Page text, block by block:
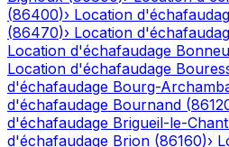
(86400)› Location
(86470)› Location
Location d'échafaudage
Location d'échafaudage
d'échafaudage Bourg-
d'échafaudage Bournand (
d'échafaudage Brigueil-le-
d'échafaudage Brion (86160)›